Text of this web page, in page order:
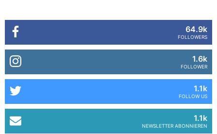
64.9k
FOLLOWERS
1.6k
FOLLOWER
1.1k
FOLLOW US
1.1k
NEWSLETTER ABONNIEREN